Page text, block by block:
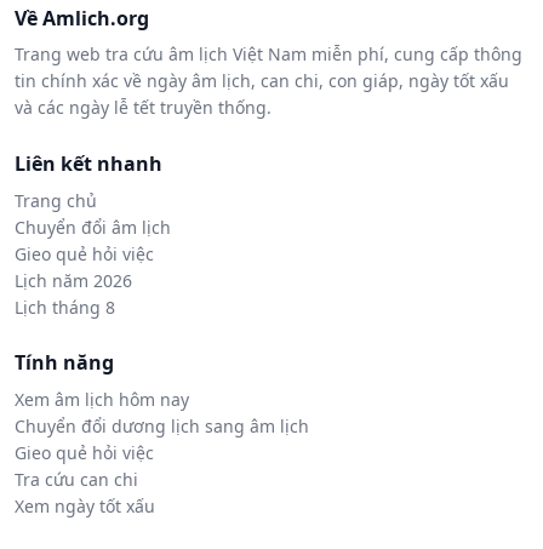
Về Amlich.org
Trang web tra cứu âm lịch Việt Nam miễn phí, cung cấp thông
tin chính xác về ngày âm lịch, can chi, con giáp, ngày tốt xấu
và các ngày lễ tết truyền thống.
Liên kết nhanh
Trang chủ
Chuyển đổi âm lịch
Gieo quẻ hỏi việc
Lịch năm 2026
Lịch tháng 8
Tính năng
Xem âm lịch hôm nay
Chuyển đổi dương lịch sang âm lịch
Gieo quẻ hỏi việc
Tra cứu can chi
Xem ngày tốt xấu